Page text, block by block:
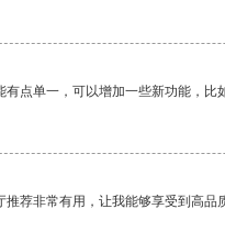
点单一，可以增加一些新功能，比
荐非常有用，让我能够享受到高品